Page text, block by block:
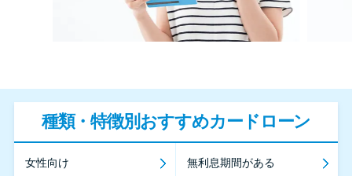
種類・特徴別おすすめカードローン
女性向け 無利息期間がある